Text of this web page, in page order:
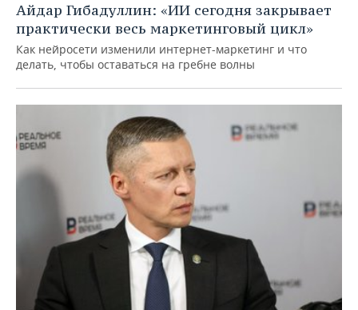
Айдар Гибадуллин: «ИИ сегодня закрывает
практически весь маркетинговый цикл»
Как нейросети изменили интернет-маркетинг и что
делать, чтобы оставаться на гребне волны